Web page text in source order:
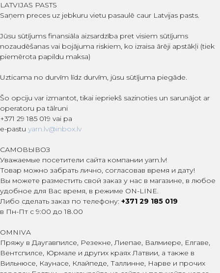
LATVIJAS PASTS
Saņem preces uz jebkuru vietu pasaulē caur Latvijas pasts.
Jūsu sūtījums finansiāla aizsardzība pret visiem sūtījums
nozaudēšanas vai bojājuma riskiem, ko izraisa ārēji apstākļi (tiek
piemērota papildu maksa)
Uzticama no durvīm līdz durvīm, jūsu sūtījuma piegāde.
Šo opciju var izmantot, tikai iepriekš sazinoties un sarunājot ar
operatoru pa tālruni
+371 29 185 019 vai pa
e-pastu yarn.lv@inbox.lv
САМОВЫВОЗ
Уважаемые посетители сайта компании yarn.lv!
Товар можно забрать лично, согласовав время и дату!
Вы можете разместить свой заказ у нас в магазине, в любое
удобное для Вас время, в режиме ON-LINE.
Либо сделать заказ по телефону: +371 29 185 019
в Пн-Пт с 9:00 до 18.00
OMNIVA
Пряжу в Даугавпилсе, Резекне, Лиепае, Валмиере, Елгаве,
Вентспилсе, Юрмале и других краях Латвии, а также в
Вильнюсе, Каунасе, Клайпеде, Таллинне, Нарве и прочих